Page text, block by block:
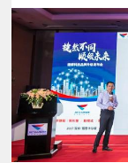
页
快